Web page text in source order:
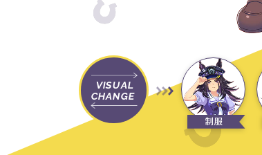
VISUAL
CHANGE
制服